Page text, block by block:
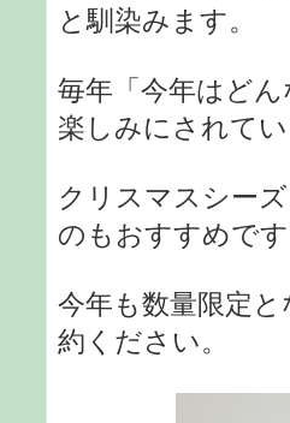
と馴染みます。
毎年「今年はど
楽しみにされて
クリスマスシー
のもおすすめで
今年も数量限定
約ください。